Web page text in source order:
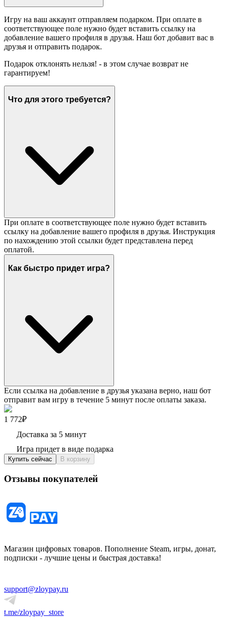
Игру на ваш аккаунт отправляем подарком. При оплате в
соответствующее поле нужно будет вставить ссылку на
добавление вашего профиля в друзья. Наш бот добавит вас в
друзья и отправить подарок.
Подарок отклонять нельзя! - в этом случае возврат не
гарантируем!
Что для этого требуется?
При оплате в соответствующее поле нужно будет вставить
ссылку на добавление вашего профиля в друзья. Инструкция
по нахождению этой ссылки будет представлена перед
оплатой.
Как быстро придет игра?
Если ссылка на добавление в друзья указана верно, наш бот
отправит вам игру в течение 5 минут после оплаты заказа.
1 772₽
Доставка за 5 минут
Игра придет в виде подарка
Купить сейчас В корзину
Отзывы покупателей
Магазин цифровых товаров. Пополнение Steam, игры, донат,
подписки - лучшие цены и быстрая доставка!
support@zloypay.ru
t.me/zloypay_store